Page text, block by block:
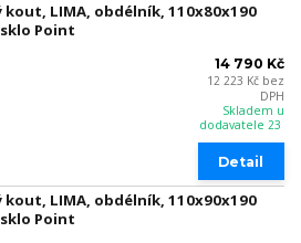
kout, LIMA, obdélník, 110x80x190
Point
14 790 Kč
12 223 Kč bez
DPH
Skladem u
dodavatele 23
Detail
kout, LIMA, obdélník, 110x90x190
Point